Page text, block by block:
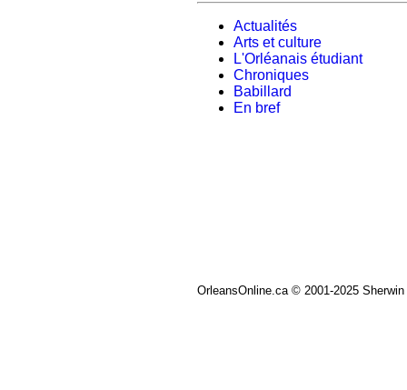
Actualités
Arts et culture
L'Orléanais étudiant
Chroniques
Babillard
En bref
OrleansOnline.ca © 2001-2025